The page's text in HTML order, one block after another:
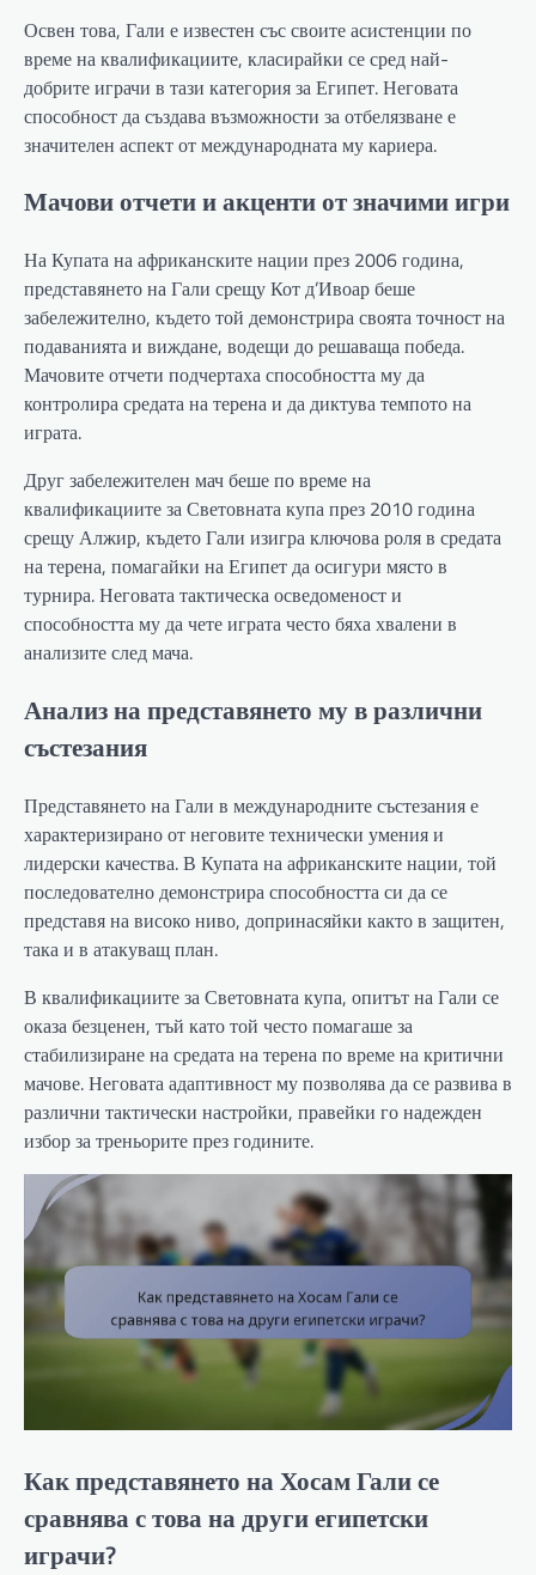
Освен това, Гали е известен със своите асистенции по
време на квалификациите, класирайки се сред най-
добрите играчи в тази категория за Египет. Неговата
способност да създава възможности за отбелязване е
значителен аспект от международната му кариера.
Мачови отчети и акценти от значими игри
На Купата на африканските нации през 2006 година,
представянето на Гали срещу Кот д’Ивоар беше
забележително, където той демонстрира своята точност на
подаванията и виждане, водещи до решаваща победа.
Мачовите отчети подчертаха способността му да
контролира средата на терена и да диктува темпото на
играта.
Друг забележителен мач беше по време на
квалификациите за Световната купа през 2010 година
срещу Алжир, където Гали изигра ключова роля в средата
на терена, помагайки на Египет да осигури място в
турнира. Неговата тактическа осведоменост и
способността му да чете играта често бяха хвалени в
анализите след мача.
Анализ на представянето му в различни
състезания
Представянето на Гали в международните състезания е
характеризирано от неговите технически умения и
лидерски качества. В Купата на африканските нации, той
последователно демонстрира способността си да се
представя на високо ниво, допринасяйки както в защитен,
така и в атакуващ план.
В квалификациите за Световната купа, опитът на Гали се
оказа безценен, тъй като той често помагаше за
стабилизиране на средата на терена по време на критични
мачове. Неговата адаптивност му позволява да се развива в
различни тактически настройки, правейки го надежден
избор за треньорите през годините.
Как представянето на Хосам Гали се
сравнява с това на други египетски
играчи?